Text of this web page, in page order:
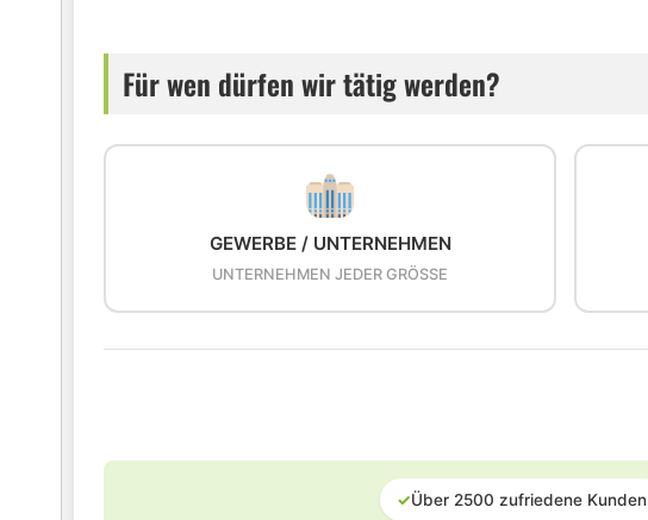
Für wen dürfen wir tätig werden?
GEWERBE / UNTERNEHMEN
UNTERNEHMEN JEDER GRÖSSE
✓Über 2500 zufriedene Kunden